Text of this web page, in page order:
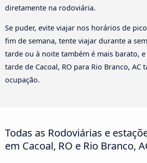
diretamente na rodoviária.
Se puder, evite viajar nos horários de
fim de semana, tente viajar durante a
tarde ou à noite também é mais barato,
tarde de Cacoal, RO para Rio Branco, AC
ocupação.
Todas as Rodoviárias e
em Cacoal, RO e Rio Branco,